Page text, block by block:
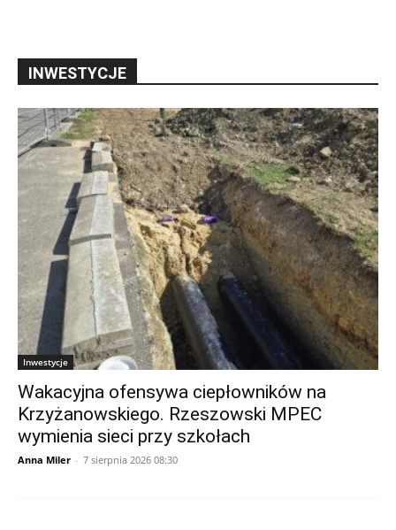
INWESTYCJE
Inwestycje
Wakacyjna ofensywa ciepłowników na
Krzyżanowskiego. Rzeszowski MPEC
wymienia sieci przy szkołach
Anna Miler - 7 sierpnia 2026 08:30